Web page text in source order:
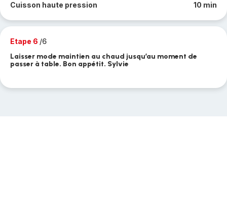
Cuisson haute pression 10 min
Etape 6 /6
Laisser mode maintien au chaud jusqu’au moment de
passer à table. Bon appétit. Sylvie